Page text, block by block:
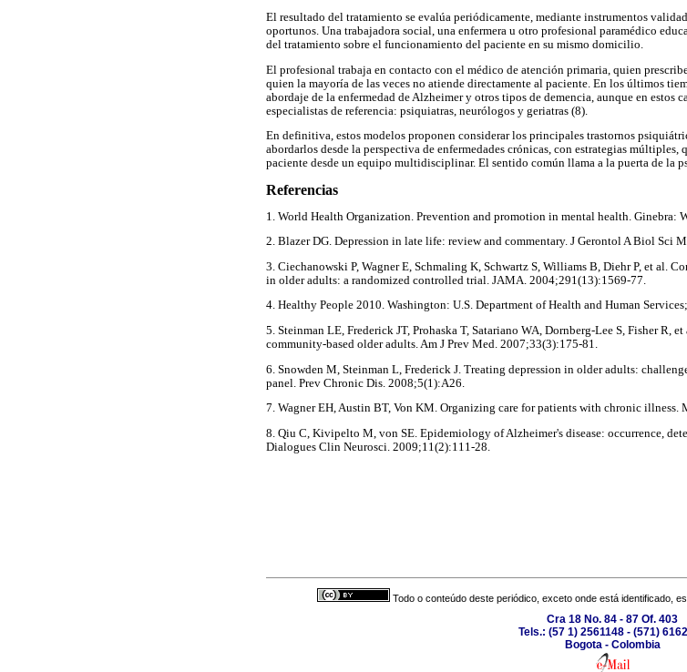
El resultado del tratamiento se evalúa periódicamente, mediante instrumentos
oportunos. Una trabajadora social, una enfermera u otro profesional paramédico
del tratamiento sobre el funcionamiento del paciente en su mismo domicilio.
El profesional trabaja en contacto con el médico de atención primaria, quien
quien la mayoría de las veces no atiende directamente al paciente. En los últimos
abordaje de la enfermedad de Alzheimer y otros tipos de demencia, aunque en estos
especialistas de referencia: psiquiatras, neurólogos y geriatras (8).
En definitiva, estos modelos proponen considerar los principales trastornos
abordarlos desde la perspectiva de enfermedades crónicas, con estrategias
paciente desde un equipo multidisciplinar. El sentido común llama a la puerta de la
Referencias
1. World Health Organization. Prevention and promotion in mental health. Ginebra:
2. Blazer DG. Depression in late life: review and commentary. J Gerontol A Biol Sci
3. Ciechanowski P, Wagner E, Schmaling K, Schwartz S, Williams B, Diehr P, et al.
in older adults: a randomized controlled trial. JAMA. 2004;291(13):1569-77.
4. Healthy People 2010. Washington: U.S. Department of Health and Human
5. Steinman LE, Frederick JT, Prohaska T, Satariano WA, Dornberg-Lee S, Fisher R,
community-based older adults. Am J Prev Med. 2007;33(3):175-81.
6. Snowden M, Steinman L, Frederick J. Treating depression in older adults:
panel. Prev Chronic Dis. 2008;5(1):A26.
7. Wagner EH, Austin BT, Von KM. Organizing care for patients with chronic
8. Qiu C, Kivipelto M, von SE. Epidemiology of Alzheimer's disease: occurrence,
Dialogues Clin Neurosci. 2009;11(2):111-28.
Todo o conteúdo deste periódico, exceto onde está identificado,
Cra 18 No. 84 - 87 Of. 403
Tels.: (57 1) 2561148 - (571)
Bogota - Colombia